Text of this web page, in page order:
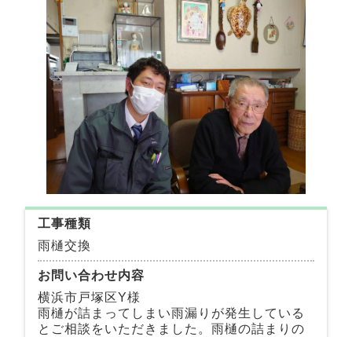
工事種類
雨樋交換
お問い合わせ内容
横浜市戸塚区Y様
雨樋が詰まってしまい雨漏りが発生している
とご相談をいただきました。雨樋の詰まりの